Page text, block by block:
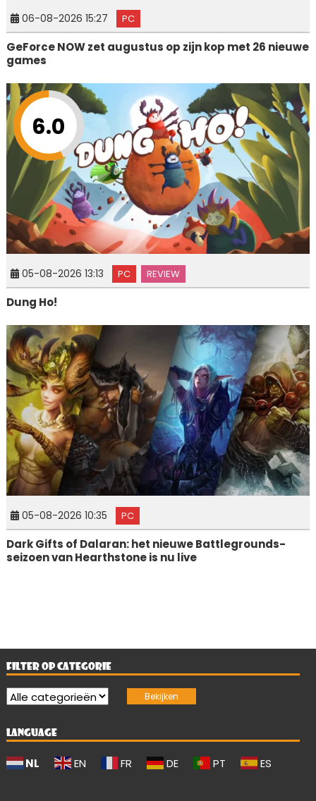
06-08-2026 15:27 PC
GeForce NOW zet augustus op zijn kop met 26 nieuwe
games
6.0
05-08-2026 13:13 PC REVIEW
Dung Ho!
05-08-2026 10:35 PC
Dark Gifts of Dalaran: het nieuwe Battlegrounds-
seizoen van Hearthstone is nu live
FILTER OP CATEGORIE
LANGUAGE
NL EN FR DE PT ES